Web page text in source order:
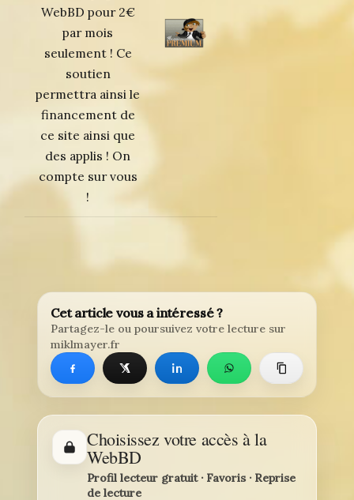
WebBD pour 2€
par mois
seulement ! Ce
soutien
permettra ainsi le
financement de
ce site ainsi que
des applis ! On
compte sur vous
!
Cet article vous a intéressé ?
Partagez-le ou poursuivez votre lecture sur
miklmayer.fr
Choisissez votre accès à la
WebBD
Profil lecteur gratuit · Favoris · Reprise
de lecture